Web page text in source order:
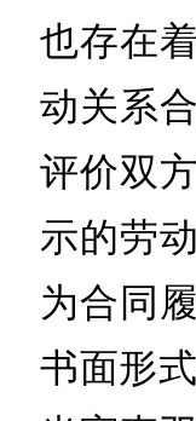
也存在
动关系
评价双
示的劳
为合同
书面形